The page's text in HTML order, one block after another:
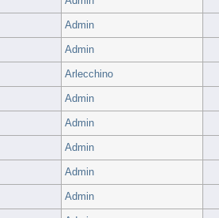
Admin
Admin
Arlecchino
Admin
Admin
Admin
Admin
Admin